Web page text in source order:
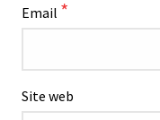
Email *
Site web